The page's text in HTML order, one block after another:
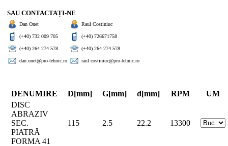
SAU CONTACTAȚI-NE
Dan Onet Raul Costiniuc
(+40) 732 009 705 (+40) 726671758
(+40) 264 274 578 (+40) 264 274 578
dan.onet@pro-tehnic.ro raul.costiniuc@pro-tehnic.ro
DENUMIRE D[mm] G[mm] d[mm] RPM
UM
DISC
ABRAZIV
SEC.
PIATRĂ
FORMA 41
115 2.5 22.2 13300